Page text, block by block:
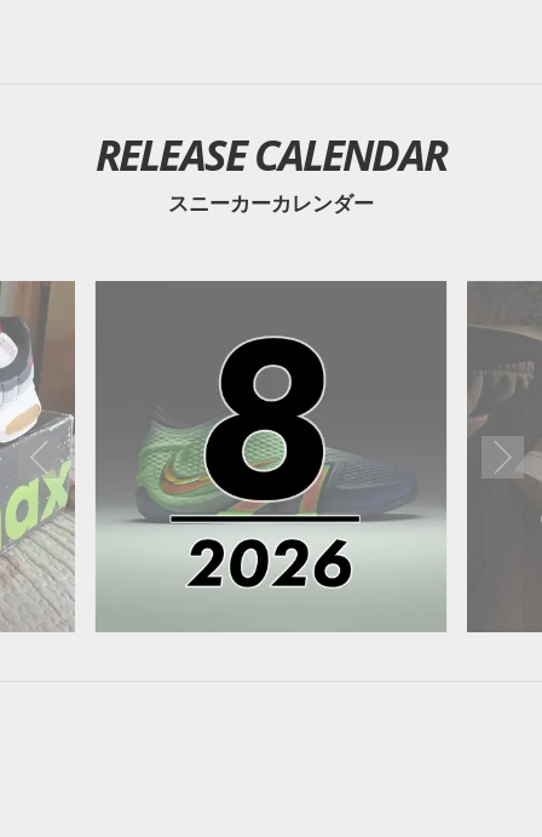
RELEASE CALENDAR
スニーカーカレンダー